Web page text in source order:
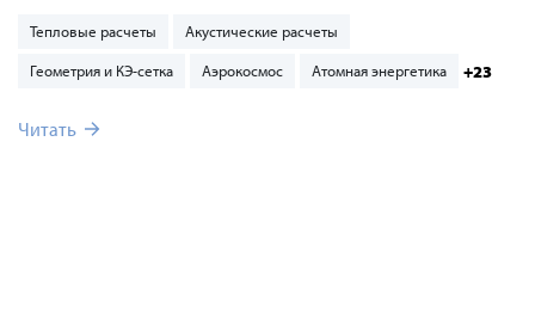
Тепловые расчеты Акустические расчеты
Геометрия и КЭ-сетка Аэрокосмос Атомная энергетика +23
Читать